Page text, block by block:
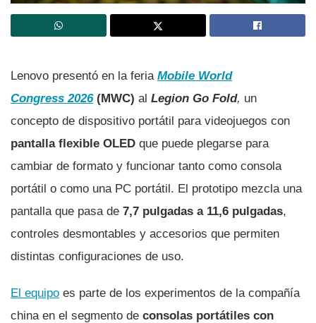
Lenovo presentó en la feria Mobile World
Congress 2026 (MWC) al Legion Go Fold, un
concepto de dispositivo portátil para videojuegos con
pantalla flexible OLED que puede plegarse para
cambiar de formato y funcionar tanto como consola
portátil o como una PC portátil. El prototipo mezcla una
pantalla que pasa de 7,7 pulgadas a 11,6 pulgadas,
controles desmontables y accesorios que permiten
distintas configuraciones de uso.
El equipo es parte de los experimentos de la compañía
china en el segmento de consolas portátiles con